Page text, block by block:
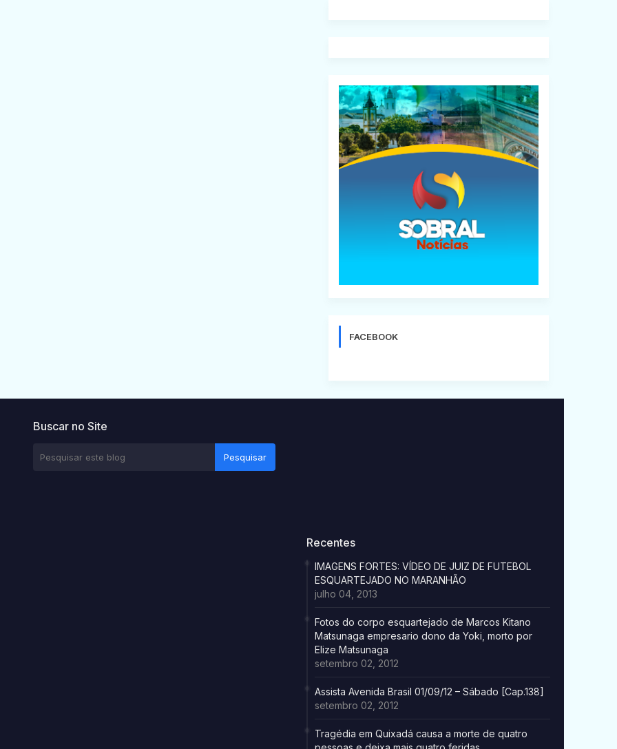
FACEBOOK
Buscar no Site
Recentes
IMAGENS FORTES: VÍDEO DE JUIZ DE FUTEBOL
ESQUARTEJADO NO MARANHÃO
julho 04, 2013
Fotos do corpo esquartejado de Marcos Kitano
Matsunaga empresario dono da Yoki, morto por
Elize Matsunaga
setembro 02, 2012
Assista Avenida Brasil 01/09/12 – Sábado [Cap.138]
setembro 02, 2012
Tragédia em Quixadá causa a morte de quatro